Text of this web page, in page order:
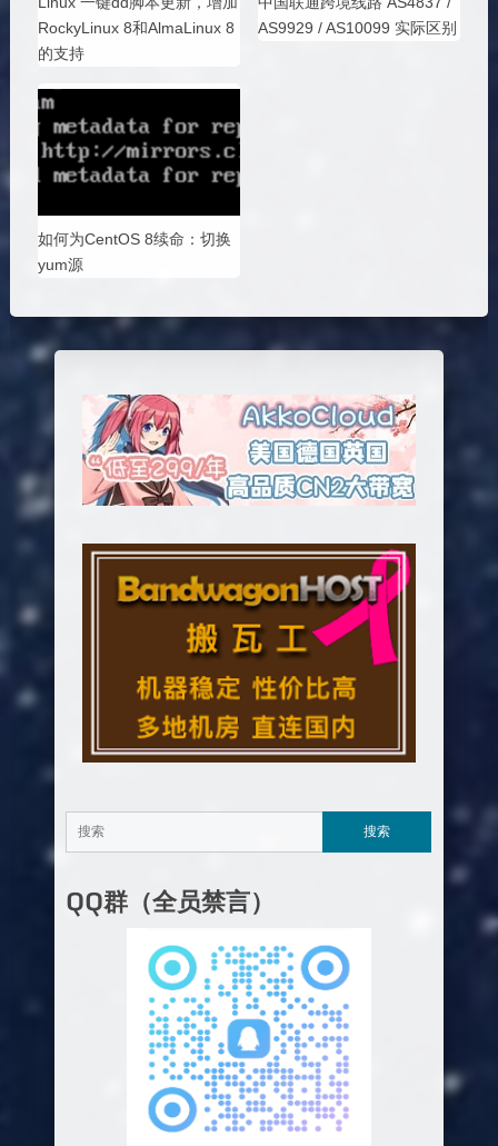
RockyLinux 8和AlmaLinux 8
的支持
AS9929 / AS10099 实际区别
如何为CentOS 8续命：切换
yum源
QQ群（全员禁言）